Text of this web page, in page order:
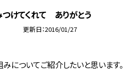
つけてくれて ありがとう
更新日 2016/01/27
についてご紹介したいと思います。